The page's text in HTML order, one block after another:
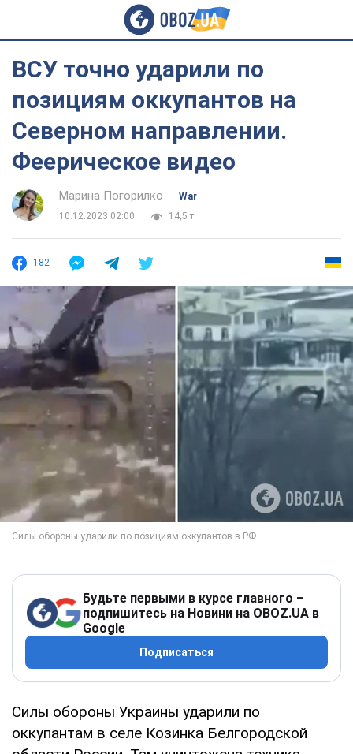
ВСУ точно ударили по
позициям оккупантов на
Северном направлении.
Феерическое видео
Марина Погорилко
War
10.12.2023 02:00
14,5 т.
182
Будьте первыми в курсе главного –
подпишитесь на Новини на OBOZ.UA в
Google
Подписаться
Силы обороны Украины ударили по
оккупантам в селе Козинка Белгородской